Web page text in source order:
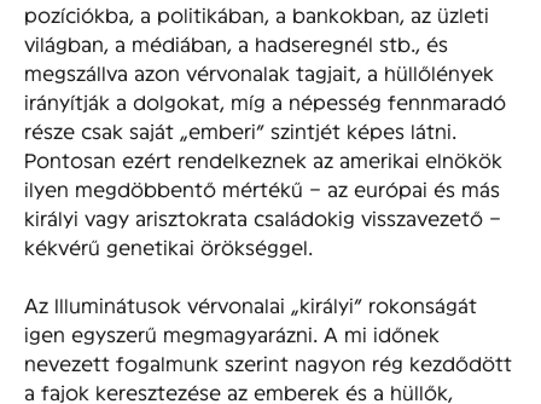
pozíciókba, a politikában, a bankokban, az üzleti
világban, a médiában, a hadseregnél stb., és
megszállva azon vérvonalak tagjait, a hüllőlények
irányítják a dolgokat, míg a népesség fennmaradó
része csak saját „emberi” szintjét képes látni.
Pontosan ezért rendelkeznek az amerikai elnökök
ilyen megdöbbentő mértékű – az európai és más
királyi vagy arisztokrata családokig visszavezető –
kékvérű genetikai örökséggel.
Az Illuminátusok vérvonalai „királyi” rokonságát
igen egyszerű megmagyarázni. A mi időnek
nevezett fogalmunk szerint nagyon rég kezdődött
a fajok keresztezése az emberek és a hüllők,